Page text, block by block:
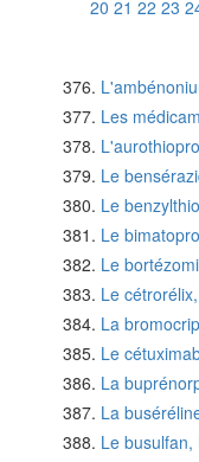
20 21 22 23
Les
Le
Le
Le
Le
Le
La
Le
La
La
Le busulfan,